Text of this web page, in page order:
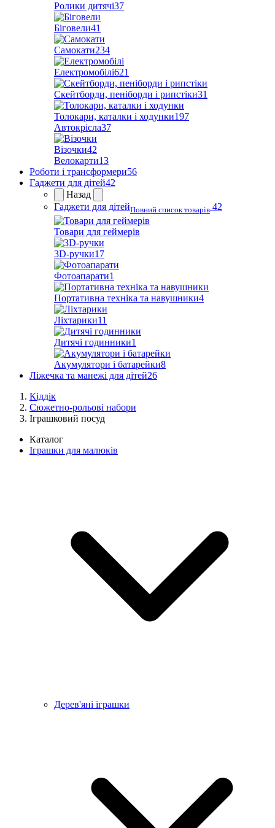
Ролики дитячі37
Біговели41
Самокати234
Електромобілі621
Скейтборди, пеніборди і рипстіки31
Толокари, каталки і ходунки197
Автокрісла37
Візочки42
Велокарти13
Роботи і трансформери56
Гаджети для дітей42
Назад
Гаджети для дітейПовний список товарів 42
Товари для геймерів
3D-ручки17
Фотоапарати1
Портативна техніка та навушники4
Ліхтарики11
Дитячі годинники1
Акумулятори і батарейки8
Ліжечка та манежі для дітей26
Кіддік
Сюжетно-рольові набори
Іграшковий посуд
Каталог
Іграшки для малюків
Дерев'яні іграшки